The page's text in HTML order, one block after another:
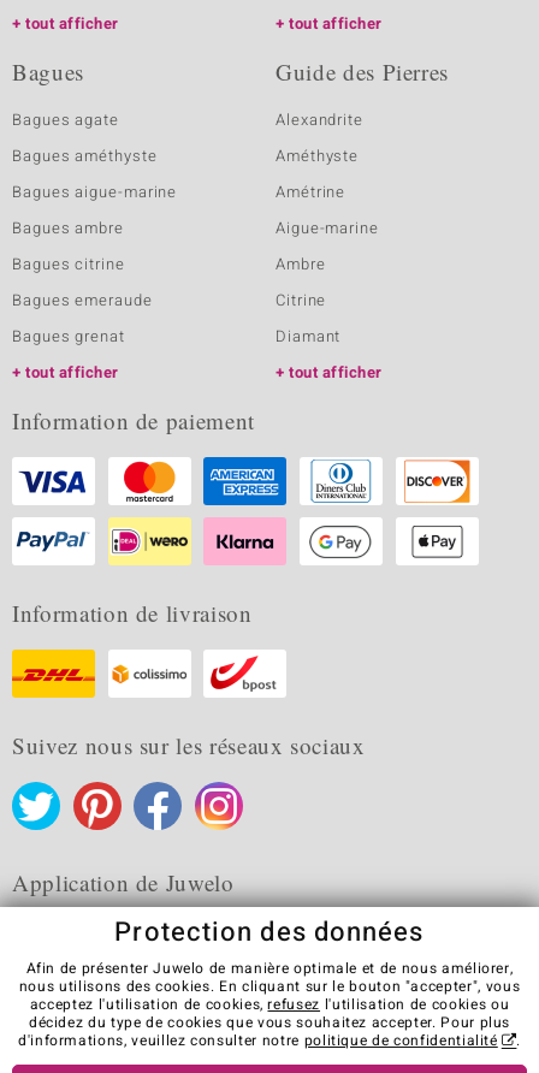
tout afficher
tout afficher
Bagues
Bagues agate
Bagues améthyste
Bagues aigue-marine
Bagues ambre
Bagues citrine
Bagues emeraude
Bagues grenat
tout afficher
Guide des Pierres
Alexandrite
Améthyste
Amétrine
Aigue-marine
Ambre
Citrine
Diamant
tout afficher
Information de paiement
Information de livraison
Suivez nous sur les réseaux sociaux
Application de Juwelo
CGV Protection des données
Cookies
Mentions légales
Contact
Révocation du contrat
Protection des données
Afin de présenter Juwelo de manière optimale et de nous améliorer,
nous utilisons des cookies. En cliquant sur le bouton "accepter", vous
acceptez l'utilisation de cookies,refusez l'utilisation de cookies ou
décidez du type de cookies que vous souhaitez accepter. Pour plus
d'informations, veuillez consulter notre politique de confidentialité .